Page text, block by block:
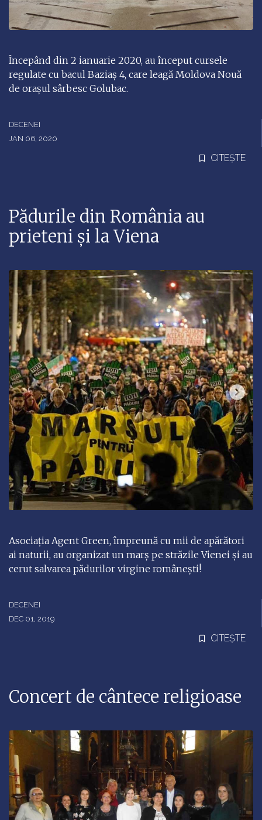
Începând din 2 ianuarie 2020, au început cursele
regulate cu bacul Baziaş 4, care leagă Moldova Nouă
de oraşul sârbesc Golubac.
DECENEI
JAN 06, 2020
CITEȘTE
Pădurile din România au
prieteni și la Viena
Asociația Agent Green, împreună cu mii de apărători
ai naturii, au organizat un marș pe străzile Vienei și au
cerut salvarea pădurilor virgine românești!
DECENEI
DEC 01, 2019
CITEȘTE
Concert de cântece religioase